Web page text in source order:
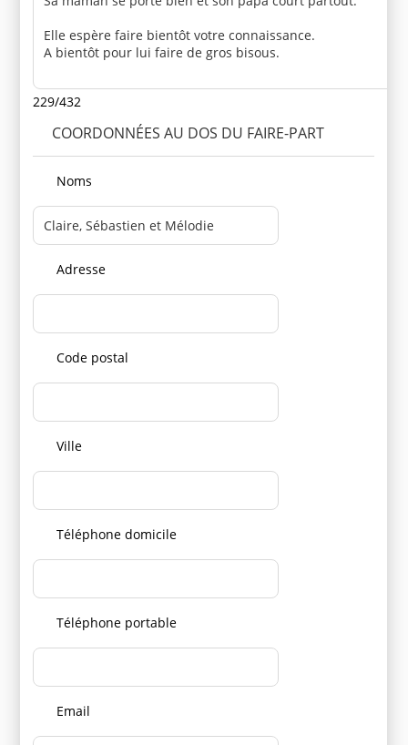
229/432
COORDONNÉES AU DOS DU FAIRE-PART
Noms
Adresse
Code postal
Ville
Téléphone domicile
Téléphone portable
Email